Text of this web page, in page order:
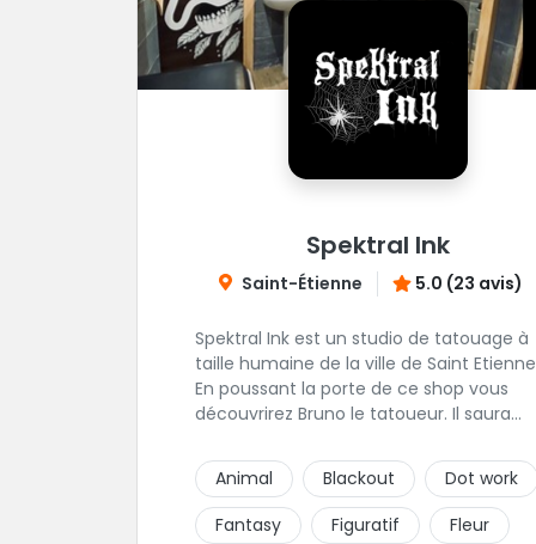
Spektral Ink
Saint-Étienne 5.0 (23 avis)
Spektral Ink est un studio de tatouage à
taille humaine de la ville de Saint
En poussant la porte de ce shop vous
découvrirez Bruno le tatoueur. Il saura
votre projet de tatouage. N'hésitez pas
envoyer un message ou à l'appeler.
Animal Blackout
Dot work
Fantasy
Figuratif Fleur